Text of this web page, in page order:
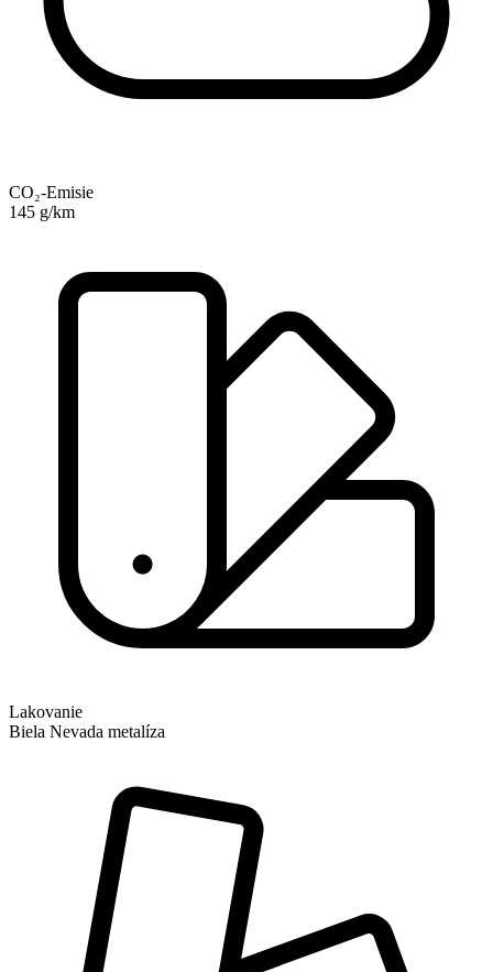
CO₂-Emisie
145 g/km
Lakovanie
Biela Nevada metalíza